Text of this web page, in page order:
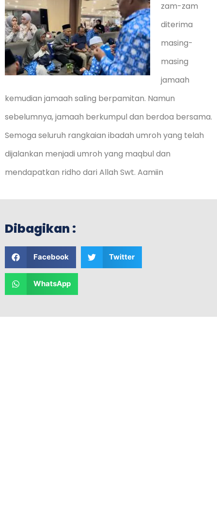
zam-zam
diterima
masing-
masing
jamaah
kemudian jamaah saling berpamitan. Namun
sebelumnya, jamaah berkumpul dan berdoa bersama.
Semoga seluruh rangkaian ibadah umroh yang telah
dijalankan menjadi umroh yang maqbul dan
mendapatkan ridho dari Allah Swt. Aamiin
Dibagikan :
Facebook Twitter
WhatsApp